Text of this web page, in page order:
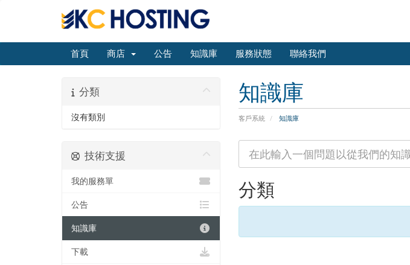
首頁 商店 公告 知識庫 服務狀態 聯絡我們
知識庫
客戶系統 知識庫
分類
沒有類別
分類
技術支援
我的服務單
公告
知識庫
下載